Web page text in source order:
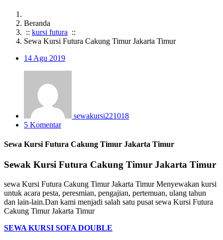
Beranda
:: kursi futura ::
Sewa Kursi Futura Cakung Timur Jakarta Timur
14 Agu 2019
sewakursi221018
5 Komentar
Sewa Kursi Futura Cakung Timur Jakarta Timur
Sewak Kursi Futura Cakung Timur Jakarta Timur
sewa Kursi Futura Cakung Timur Jakarta Timur Menyewakan kursi
untuk acara pesta, peresmian, pengajian, pertemuan, ulang tahun
dan lain-lain.Dan kami menjadi salah satu pusat sewa Kursi Futura
Cakung Timur Jakarta Timur
SEWA KURSI SOFA DOUBLE